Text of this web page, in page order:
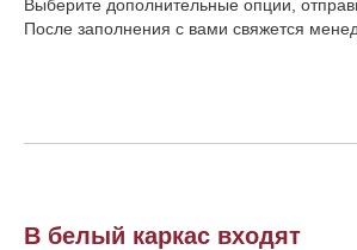
Выберите дополнительные опции,
После заполнения с вами свяжется
В белый каркас входят